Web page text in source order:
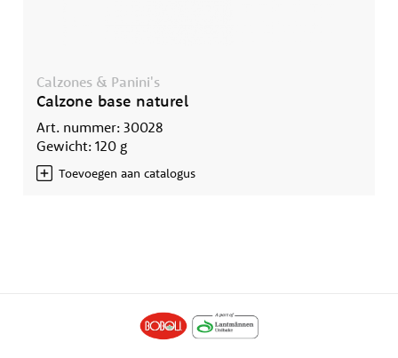
Calzones & Panini's
Calzone base naturel
Art. nummer: 30028
Gewicht: 120 g
Toevoegen aan catalogus